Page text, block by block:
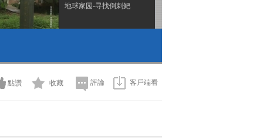
地球家园-寻找倒刺鲃
2013-09-12 20:12:09
地球家园-洞穴“幽灵”
點讚 收藏 評論 客戶端看